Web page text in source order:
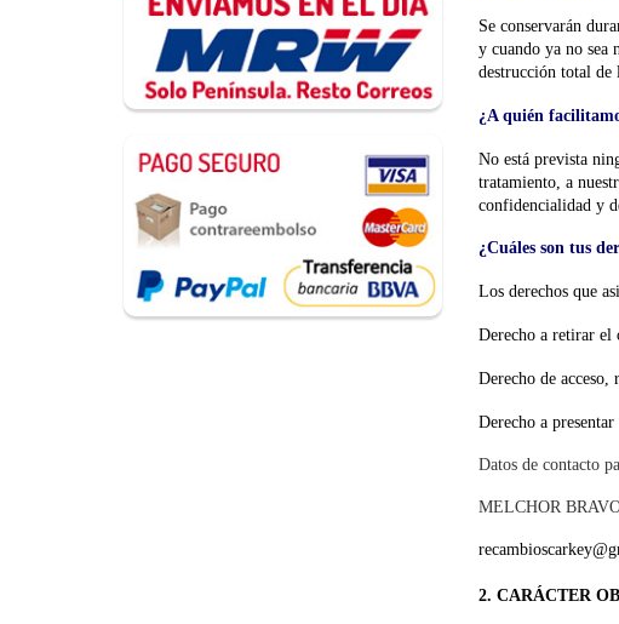
Se conservarán
y cuando ya no sea
destrucción total de
¿A quién
No está prevista
tratamiento, a
confidencialidad y
¿Cuáles son tus
Los derechos que
Derecho a retirar el
Derecho de
Derecho a
Datos de contacto
MELCHOR
2. CARÁCTER